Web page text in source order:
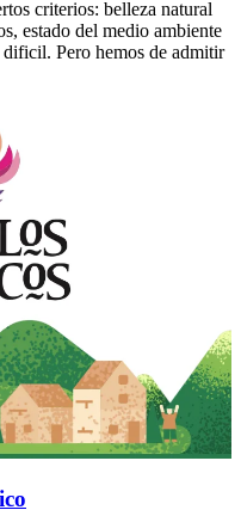
criterios: belleza natural
estado del medio ambiente
Pero hemos de admitir